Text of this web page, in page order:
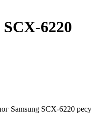
6220
Samsung SCX-6220